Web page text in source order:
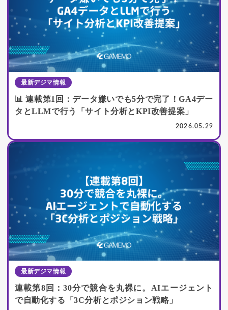
最新デジマ情報
📊 連載第1回：データ嫌いでも5分で完了！GA4デー
タとLLMで行う「サイト分析とKPI改善提案」
2026.05.29
最新デジマ情報
連載第8回：30分で競合を丸裸に。AIエージェント
で自動化する「3C分析とポジション戦略」